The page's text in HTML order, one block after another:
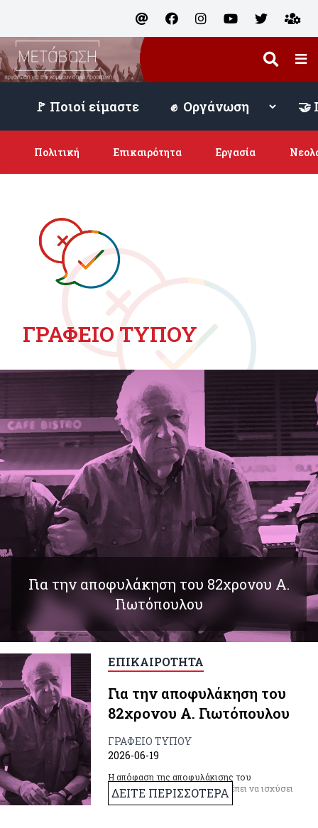
🚩 Ποιοί είμαστε
Πολιτική Επικαιρότητα Εργασία
ΓΡΑΦΕΙΟ ΤΥΠΟΥ
Για την αποφυλάκηση του 82χρονου Α.
Γιωτόπουλου
ΕΠΙΚΑΙΡΟΤΗΤΑ
Για την αποφυλάκηση του
82χρονου Α. Γιωτόπουλου
ΓΡΑΦΕΙΟ ΤΥΠΟΥ
2026-06-19
Η απόφαση της αποφυλάκισης του
Αλέξανδρου Γιωτόπουλου πρέπει να ισχύσει
και να εφαρμοστεί.
ΔΕΙΤΕ ΠΕΡΙΣΣΟΤΕΡΑ